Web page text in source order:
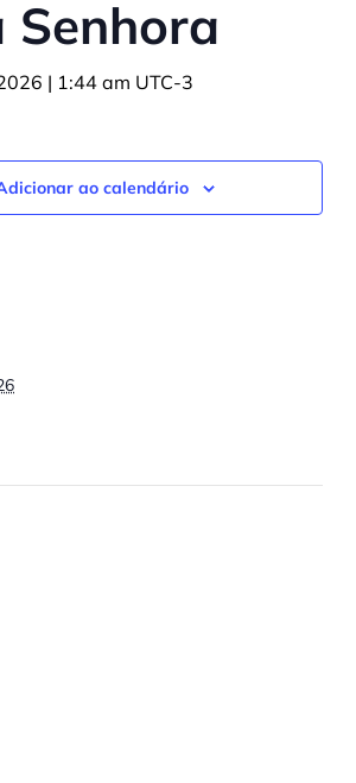
Senhora
| 1:44 am UTC-3
ao calendário